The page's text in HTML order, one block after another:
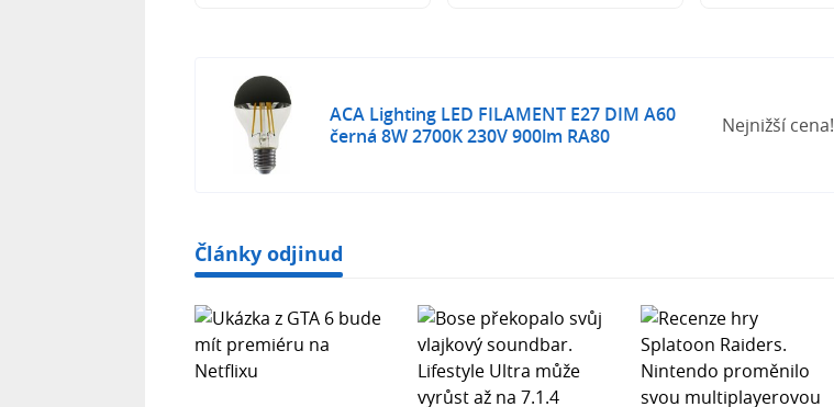
ACA Lighting LED FILAMENT E27 DIM A60
černá 8W 2700K 230V 900lm RA80
Nejnižší cena!
Články odjinud